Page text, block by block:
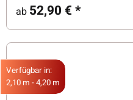
ab 52,90 €*
Verfügbar in:
2,10 m - 4,20 m